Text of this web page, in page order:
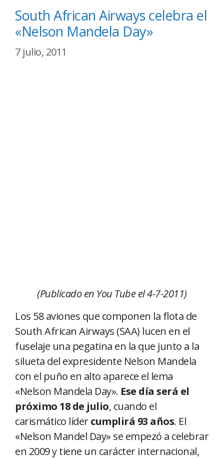
South African Airways celebra el
«Nelson Mandela Day»
7 julio, 2011
(Publicado en You Tube el 4-7-2011)
Los 58 aviones que componen la flota de
South African Airways (SAA) lucen en el
fuselaje una pegatina en la que junto a la
silueta del expresidente Nelson Mandela
con el puño en alto aparece el lema
«Nelson Mandela Day». Ese día será el
próximo 18 de julio, cuando el
carismático lídercumplirá 93 años. El
«Nelson Mandel Day» se empezó a celebrar
en 2009 y tiene un carácter internacional,